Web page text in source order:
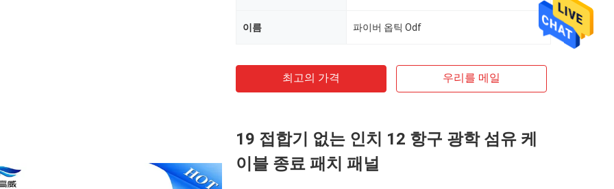
이름 파이버 옵틱 Odf
최고의 가격 우리를 메일
19 접합기 없는 인치 12 항구 광학 섬유 케
이블 종료 패치 패널